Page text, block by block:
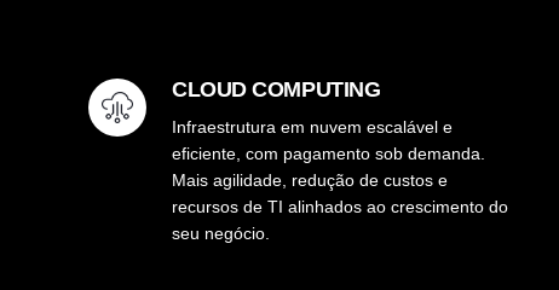
CLOUD COMPUTING
Infraestrutura em nuvem escalável e
eficiente, com pagamento sob demanda.
Mais agilidade, redução de custos e
recursos de TI alinhados ao crescimento do
seu negócio.